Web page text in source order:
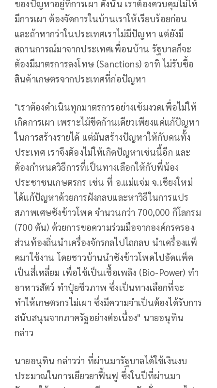
ของปัญหาอยู่ที่การเผา ดังนั้น เราต้องควบคุมไม่ให้
มีการเผา ต้องจัดการในบ้านเราให้เรียบร้อยก่อน
และถ้าหากว่าในประเทศเราไม่มีปัญหา แต่ยังมี
สถานการณ์มาจากประเทศเพื่อนบ้าน รัฐบาลก็จะ
ต้องมีมาตรการลงโทษ (Sanctions) อาทิ ไม่รับซื้อ
สินค้าเกษตรจากประเทศที่ก่อปัญหา
"เราต้องดำเนินทุกมาตรการอย่างเข้มงวดเพื่อไม่ให้
เกิดการเผา เพราะไม้ขีดก้านเดียวเพียงแค่แก้ปัญหา
ในการสร้างรายได้ แต่มันสร้างปัญหาให้กับคนทั้ง
ประเทศ เราจึงต้องไม่ให้เกิดปัญหาเช่นนี้อีก และ
ต้องกำหนดวิธีการที่เป็นทางเลือกให้กับพี่น้อง
ประชาชนเกษตรกร เช่น ที่ อ.แม่แจ่ม จ.เชียงใหม่
ได้แก้ปัญหาด้วยการฝังกลบและหาวิธีในการแปร
สภาพเศษซังข้าวโพด จำนวนกว่า 700,000 กิโลกรม
(700 ตัน) ด้วยการขอความร่วมมือจากองค์กรครอง
ส่วนท้องถิ่นนำเครื่องจักรกลไปไถกลบ นำเครื่องแพ็
คมาใช้งาน โดยชาวบ้านนำซังข้าวโพดไปอัดแพ็ค
เป็นสี่เหลี่ยม เพื่อใช้เป็นเชื้อเพลิง (Bio-Power) ทำ
อาหารสัตว์ ทำปุ๋ยชีวภาพ ซึ่งเป็นทางเลือกที่จะ
ทำให้เกษตรกรไม่เผา ซึ่งมีความจำเป็นต้องได้รับการ
สนับสนุนจากภาครัฐอย่างต่อเนื่อง" นายอนุทิน
กล่าว
นายอนุทิน กล่าวว่า ที่ผ่านมารัฐบาลได้ใช้เงินงบ
ประมาณในการเยียวยาฟื้นฟู ซึ่งในปีที่ผ่านมา